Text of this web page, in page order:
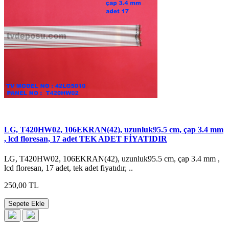
LG, T420HW02, 106EKRAN(42), uzunluk95.5 cm, çap 3.4 mm
, lcd floresan, 17 adet TEK ADET FİYATIDIR
LG, T420HW02, 106EKRAN(42), uzunluk95.5 cm, çap 3.4 mm ,
lcd floresan, 17 adet, tek adet fiyatıdır, ..
250,00 TL
Sepete Ekle